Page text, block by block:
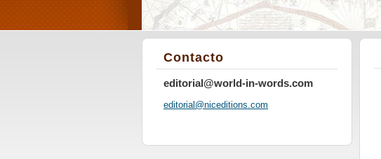
Contacto
editorial@world-in-words.com
editorial@niceditions.com